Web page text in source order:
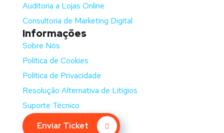
Auditoria a Lojas Online
Consultoria de Marketing Digital
Informações
Sobre Nós
Política de Cookies
Política de Privacidade
Resolução Alternativa de Litígios
Suporte Técnico
Enviar Ticket